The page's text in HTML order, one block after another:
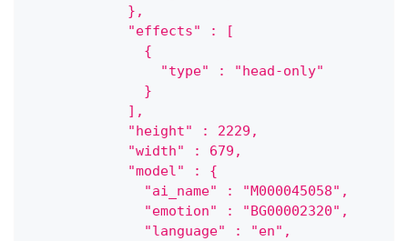
            },
            "effects" : [
              {
                "type" : "head-only"
              }
            ],
            "height" : 2229,
            "width" : 679,
            "model" : {
              "ai_name" : "M000045058",
              "emotion" : "BG00002320",
              "language" : "en",